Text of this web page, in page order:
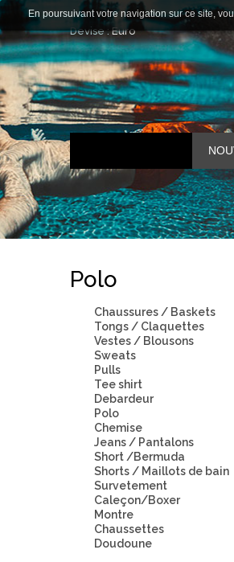
Devise : Euro
En poursuivant votre navigation sur ce site,
Polo
Chaussures / Baskets
Tongs / Claquettes
Vestes / Blousons
Sweats
Pulls
Tee shirt
Debardeur
Polo
Chemise
Jeans / Pantalons
Short /Bermuda
Shorts / Maillots de bain
Survetement
Caleçon/Boxer
Montre
Chaussettes
Doudoune